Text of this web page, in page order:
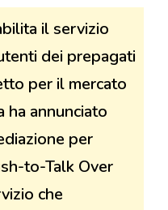
il servizio
dei prepagati
per il mercato
annunciato
per
to-Talk Over
che